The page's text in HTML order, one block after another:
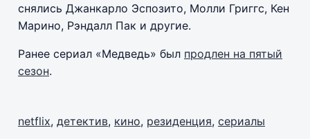
снялись Джанкарло Эспозито, Молли Григгс, Кен
Марино, Рэндалл Пак и другие.
Ранее сериал «Медведь» был продлен на пятый
сезон.
netflix, детектив, кино, резиденция, сериалы